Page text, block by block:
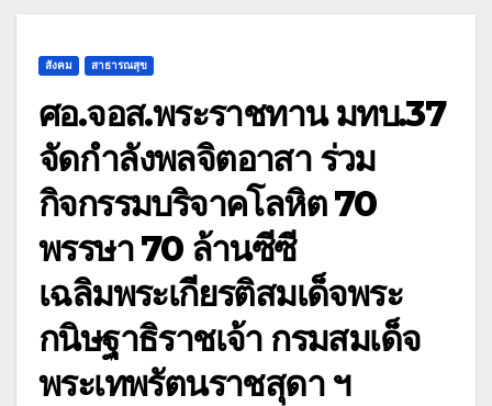
สังคม สาธารณสุข
ศอ.จอส.พระราชทาน มทบ.37
จัดกำลังพลจิตอาสา ร่วม
กิจกรรมบริจาคโลหิต 70
พรรษา 70 ล้านซีซี
เฉลิมพระเกียรติสมเด็จพระ
กนิษฐาธิราชเจ้า กรมสมเด็จ
พระเทพรัตนราชสุดา ฯ